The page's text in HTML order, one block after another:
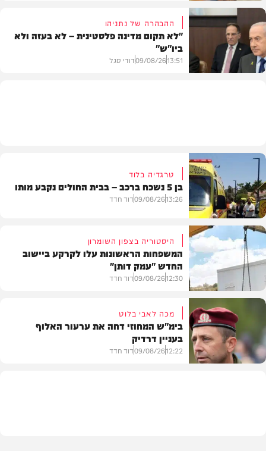
פוליטי
ההבהרה של נתניהו
"לא תקום מדינה פלסטינית – לא בעזה ולא
ביו"ש"
13:51
09/08/26דודי סגל
חדשות
טרגדיה בלוד
בן 5 נשכח ברכב – בבית החולים נקבע מותו
13:26
09/08/26דוד חדד
בארץ
היסטוריה בצפון השומרון
המשפחות הראשונות עלו לקרקע ביישוב
החדש "עמק דותן"
12:30
09/08/26דוד חדד
מכה לאבי בלוט
בימ"ש המחוזי דחה את ערעור האלוף
בעניין דרדיק
12:22
09/08/26דוד חדד